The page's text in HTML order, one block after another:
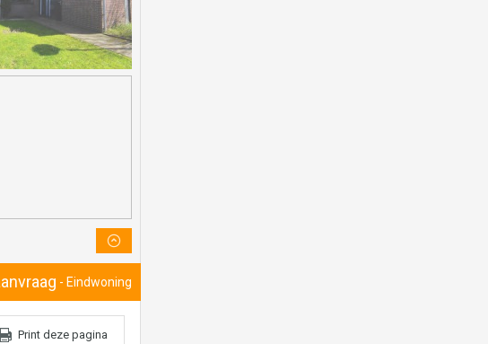
- Eindwoning
Print deze pagina